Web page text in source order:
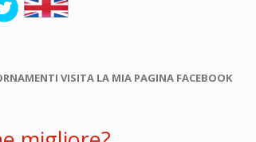
VISITA LA MIA PAGINA FACEBOOK